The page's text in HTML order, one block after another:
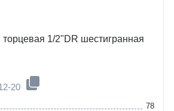
торцевая 1/2"DR шестигранная
20
78